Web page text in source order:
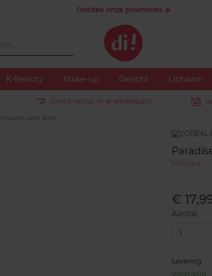
Ontdek onze promoties ☀️
K-Beauty Make-up Gezicht Lichaam
Gratis retour in je winkelpunt
Mascara Latex Black
Merk
Mascara
€
Aantal
1
Levering
Voorradig